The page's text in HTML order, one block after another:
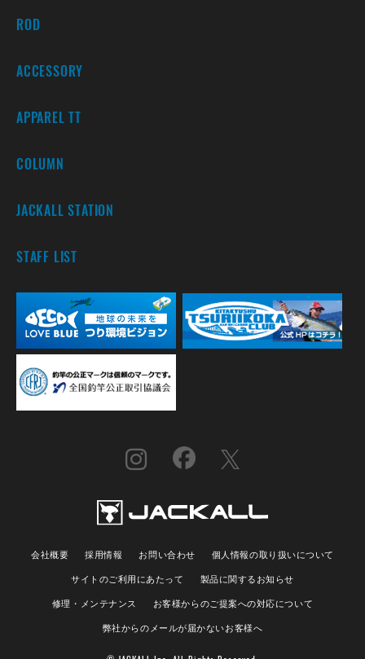
ROD
ACCESSORY
APPAREL TT
COLUMN
JACKALL STATION
STAFF LIST
会社概要 採用情報 お問い合わせ
個人情報の取り扱いについて
サイトのご利用にあたって
製品に関するお知らせ
修理・メンテナンス
お客様からのご提案への対応について
弊社からのメールが届かないお客様へ